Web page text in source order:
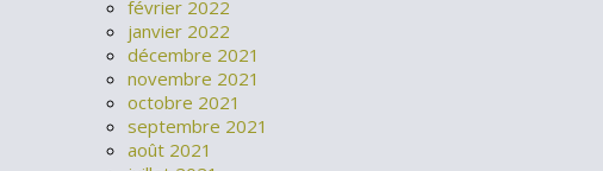
février 2022
janvier 2022
décembre 2021
novembre 2021
octobre 2021
septembre 2021
août 2021